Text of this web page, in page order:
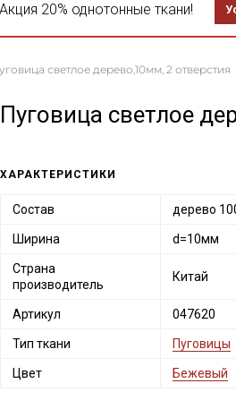
Акция 20% однотонные ткани!
светлое дерево,10мм, 2 отверстия
Пуговица светлое
ХАРАКТЕРИСТИКИ
Состав дерево
Ширина d=10мм
Страна
производитель
Китай
Артикул 047620
Тип ткани Пуговицы
Цвет Бежевый